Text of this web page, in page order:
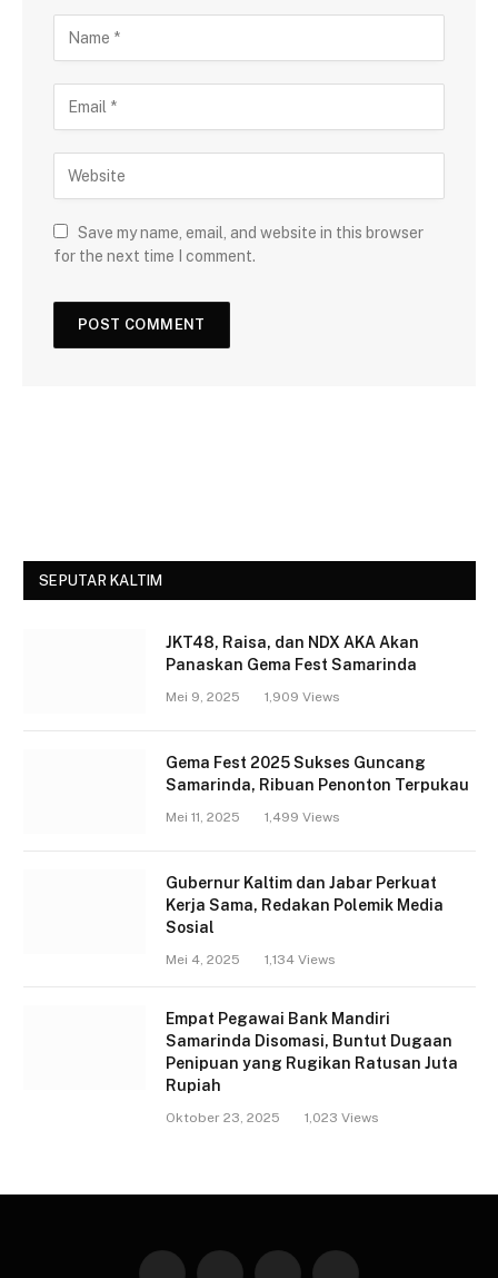
Save my name, email, and website in this browser
for the next time I comment.
SEPUTAR KALTIM
JKT48, Raisa, dan NDX AKA Akan
Panaskan Gema Fest Samarinda
Mei 9, 2025 1,909 Views
Gema Fest 2025 Sukses Guncang
Samarinda, Ribuan Penonton Terpukau
Mei 11, 2025 1,499 Views
Gubernur Kaltim dan Jabar Perkuat
Kerja Sama, Redakan Polemik Media
Sosial
Mei 4, 2025 1,134 Views
Empat Pegawai Bank Mandiri
Samarinda Disomasi, Buntut Dugaan
Penipuan yang Rugikan Ratusan Juta
Rupiah
Oktober 23, 2025 1,023 Views